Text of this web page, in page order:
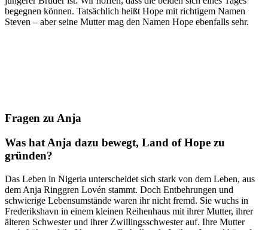
begegnen können. Tatsächlich heißt Hope mit richtigem Namen
Steven – aber seine Mutter mag den Namen Hope ebenfalls sehr.
Fragen zu Anja
Was hat Anja dazu bewegt, Land of Hope zu
gründen?
Das Leben in Nigeria unterscheidet sich stark von dem Leben, aus
dem Anja Ringgren Lovén stammt. Doch Entbehrungen und
schwierige Lebensumstände waren ihr nicht fremd. Sie wuchs in
Frederikshavn in einem kleinen Reihenhaus mit ihrer Mutter, ihrer
älteren Schwester und ihrer Zwillingsschwester auf. Ihre Mutter